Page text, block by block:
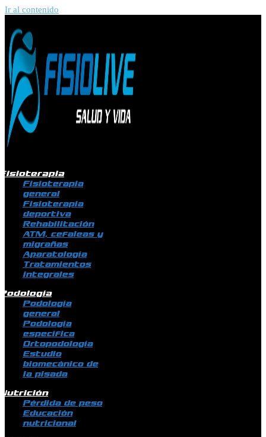
Ir al contenido
Fisioterapia
general
Fisioterapia
deportiva
Rehabilitación
ATM, cefaleas y
migrañas
Aparatología
Tratamientos
integrales
Podología
general
Podología
específica
Ortopodología
Estudio
biomecánico de
la pisada
Pérdida de peso
Educación
nutricional